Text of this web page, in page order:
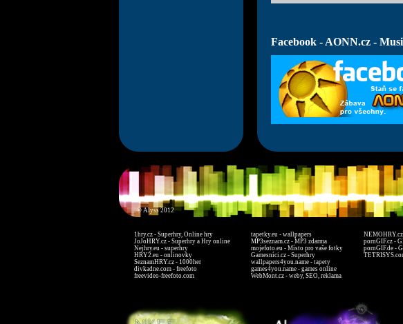
Facebook - AONN.cz -
© Alyss 2012
1hry.cz - Superhry, Online hry
JoJoHRY.cz - Superhry a Hry online
Nejhry.eu - superhry
HRY2.eu - onlinovky
SeznamHRY.cz - 1000her
divkadne.com - freefoto
freevideo-freefoto.com
tapetky.eu - wallpapers
MP3seznam.cz - MP3 zdarma
mojefoto.eu - Místo pro vaše fotky
Gamesníci.cz - Superhry
wallpapers4you.name - tapety
games4you.name - games online
WebMont.cz - weby, SEO, reklama
pornGIF.cz -
pornGIF.de -